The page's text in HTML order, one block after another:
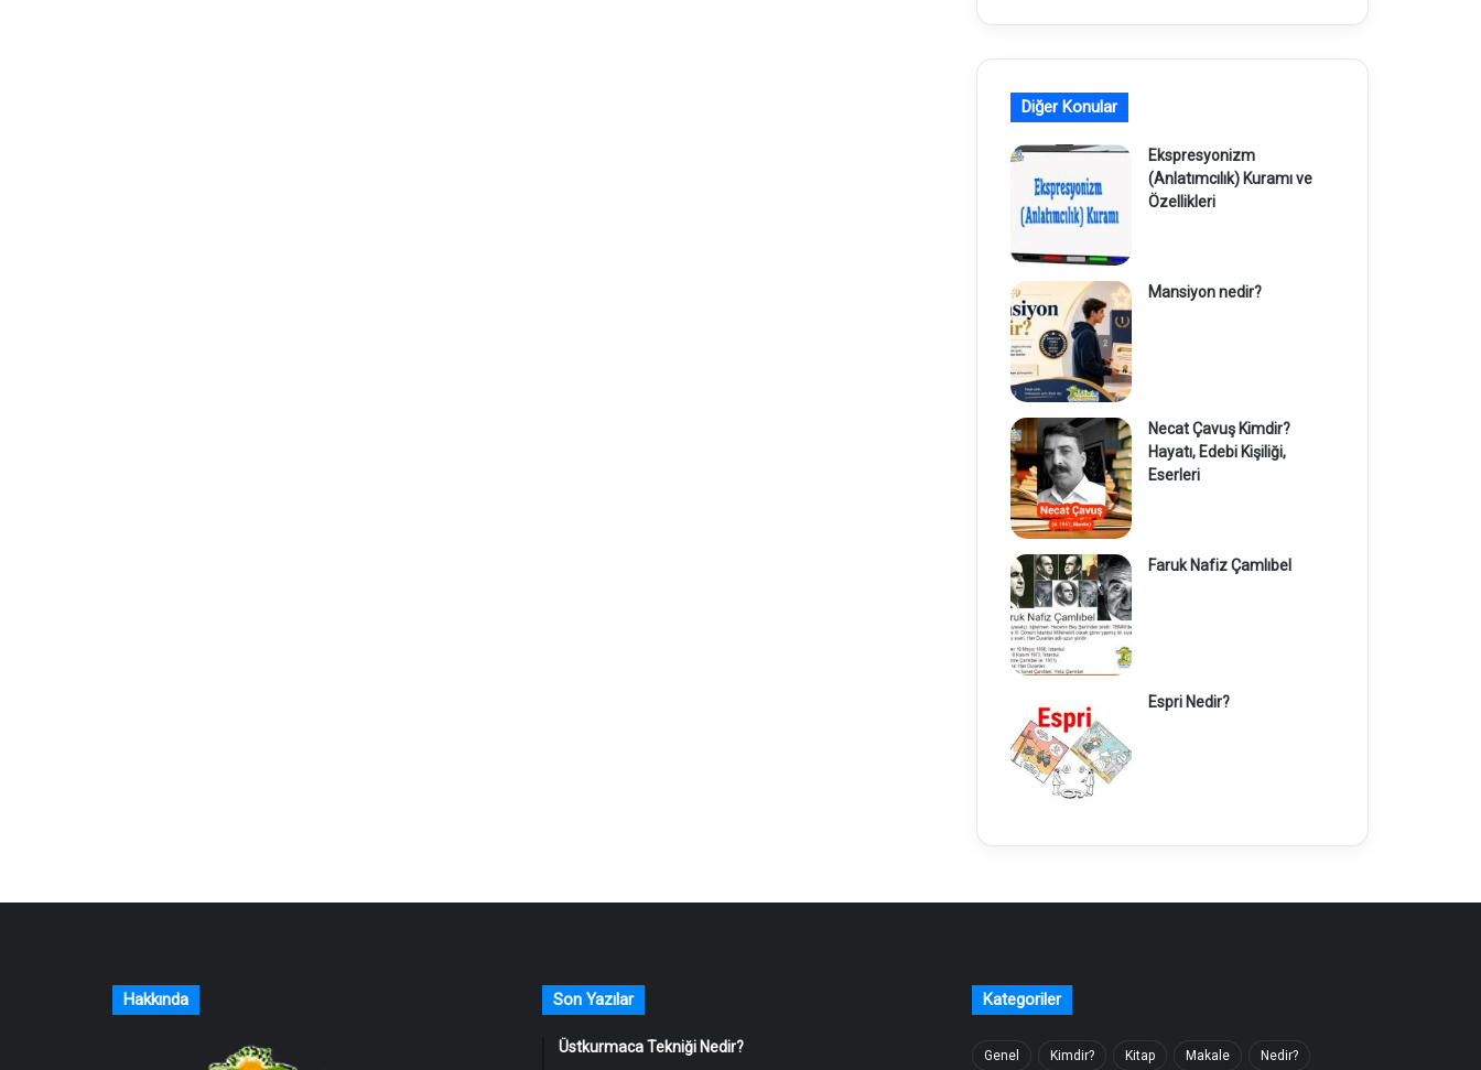
Diğer Konular
Ekspresyonizm
(Anlatımcılık) Kuramı ve
Özellikleri
Mansiyon nedir?
Necat Çavuş Kimdir?
Hayatı, Edebi Kişiliği,
Eserleri
Faruk Nafiz Çamlıbel
Espri Nedir?
Hakkında Son Yazılar
Üstkurmaca Tekniği Nedir?
Kategoriler
Genel Kimdir? Kitap Makale Nedir?